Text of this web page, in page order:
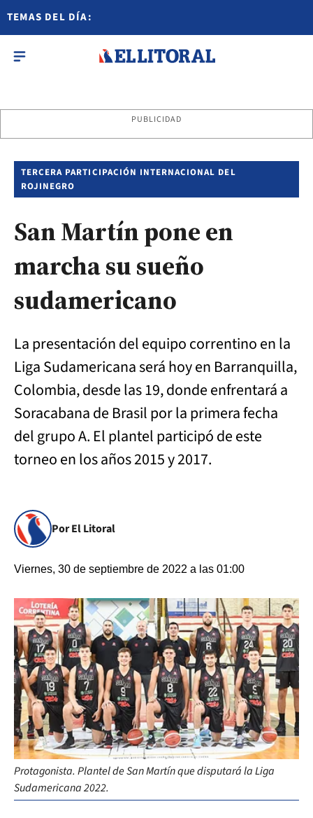
TEMAS DEL DÍA:
PUBLICIDAD
TERCERA PARTICIPACIÓN INTERNACIONAL DEL
ROJINEGRO
San Martín pone en
marcha su sueño
sudamericano
La presentación del equipo correntino en la
Liga Sudamericana será hoy en Barranquilla,
Colombia, desde las 19, donde enfrentará a
Soracabana de Brasil por la primera fecha
del grupo A. El plantel participó de este
torneo en los años 2015 y 2017.
Por El Litoral
Viernes, 30 de septiembre de 2022 a las 01:00
Protagonista. Plantel de San Martín que disputará la Liga
Sudamericana 2022.